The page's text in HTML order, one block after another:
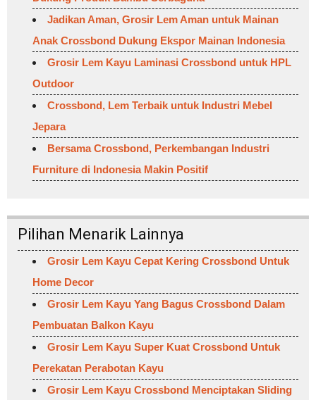
Jadikan Aman, Grosir Lem Aman untuk Mainan
Anak Crossbond Dukung Ekspor Mainan Indonesia
Grosir Lem Kayu Laminasi Crossbond untuk HPL
Outdoor
Crossbond, Lem Terbaik untuk Industri Mebel
Jepara
Bersama Crossbond, Perkembangan Industri
Furniture di Indonesia Makin Positif
Pilihan Menarik Lainnya
Grosir Lem Kayu Cepat Kering Crossbond Untuk
Home Decor
Grosir Lem Kayu Yang Bagus Crossbond Dalam
Pembuatan Balkon Kayu
Grosir Lem Kayu Super Kuat Crossbond Untuk
Perekatan Perabotan Kayu
Grosir Lem Kayu Crossbond Menciptakan Sliding